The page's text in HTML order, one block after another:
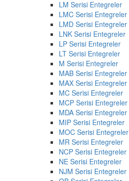
LM Serisi Entegreler
LMC Serisi Entegreler
LMD Serisi Entegreler
LNK Serisi Entegreler
LP Serisi Entegreler
LT Serisi Entegreler
M Serisi Entegreler
MAB Serisi Entegreler
MAX Serisi Entegreler
MC Serisi Entegreler
MCP Serisi Entegreler
MDA Serisi Entegreler
MIP Serisi Entegreler
MOC Serisi Entegreler
MR Serisi Entegreler
NCP Serisi Entegreler
NE Serisi Entegreler
NJM Serisi Entegreler